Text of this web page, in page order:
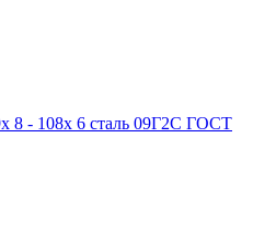
8 - 108х 6 сталь 09Г2С ГОСТ